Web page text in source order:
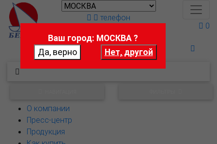
Поможем выбрать
телефон
0
О компании
Пресс-центр
Продукция
Ваш город: МОСКВА ?